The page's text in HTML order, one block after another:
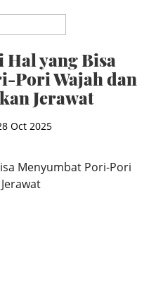
yang Bisa
Pori Wajah dan
Jerawat
Oct 2025